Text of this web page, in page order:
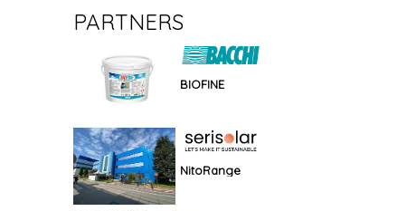
PARTNERS
BIOFINE
NitoRange